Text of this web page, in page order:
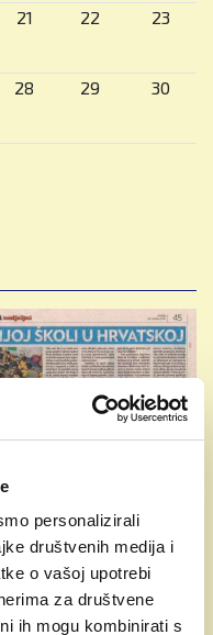
personalizirali
društvenih medija i
o vašoj upotrebi
za društvene
ih mogu kombinirati s
to je putovnica
of Zagreb
i dom
otkriva njen
21 22 23
28 29 30
Next